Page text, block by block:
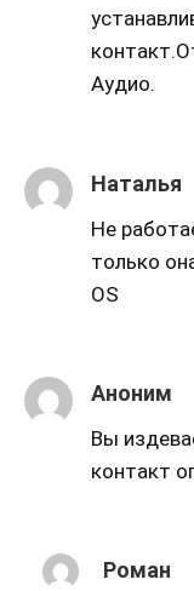
Аудио.
Наталья
Не
только
OS
Аноним
Вы
контакт
Роман